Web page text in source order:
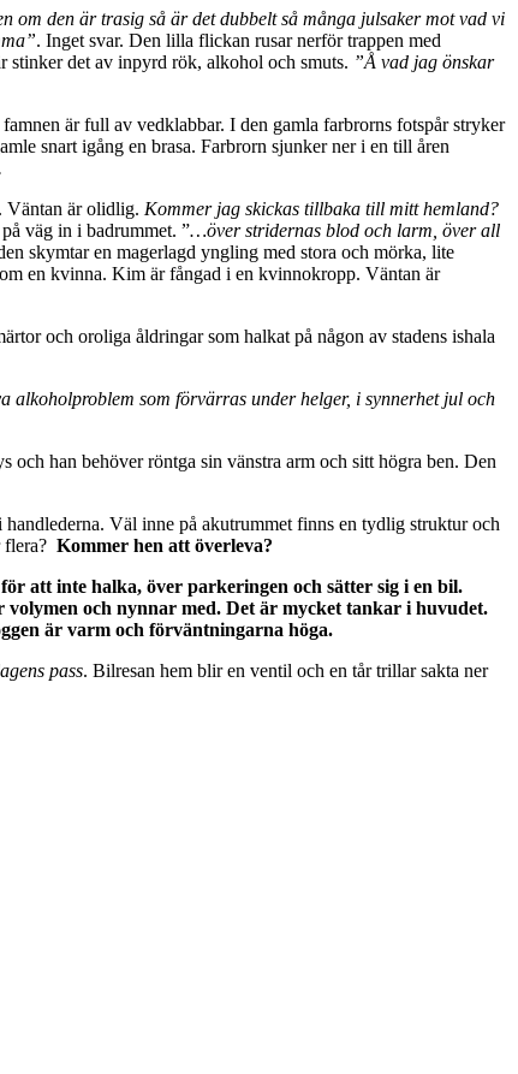
om den är trasig så är det dubbelt så många julsaker mot vad vi
. Inget svar. Den lilla flickan rusar nerför trappen med
stinker det av inpyrd rök, alkohol och smuts. ”Å vad jag önskar
är full av vedklabbar. I den gamla farbrorns fotspår stryker
snart igång en brasa. Farbrorn sjunker ner i en till åren
Väntan är olidlig. Kommer jag skickas tillbaka till mitt hemland?
väg in i badrummet. ”…över stridernas blod och larm, över all
skymtar en magerlagd yngling med stora och mörka, lite
en kvinna. Kim är fångad i en kvinnokropp. Väntan är
och oroliga åldringar som halkat på någon av stadens ishala
alkoholproblem som förvärras under helger, i synnerhet jul och
och han behöver röntga sin vänstra arm och sitt högra ben. Den
Väl inne på akutrummet finns en tydlig struktur och
flera? Kommer hen att överleva?
att inte halka, över parkeringen och sätter sig i en bil.
volymen och nynnar med. Det är mycket tankar i huvudet.
är varm och förväntningarna höga.
pass. Bilresan hem blir en ventil och en tår trillar sakta ner